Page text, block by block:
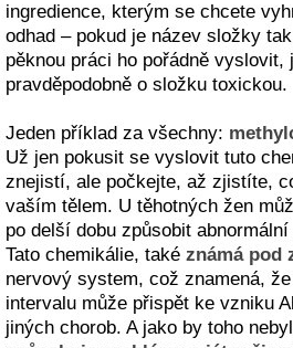
ingredience, kterým se chcete
odhad – pokud je název složky
pěknou práci ho pořádně vyslovit,
pravděpodobně o složku toxickou.
Jeden příklad za všechny:
Už jen pokusit se vyslovit tuto
znejistí, ale počkejte, až zjistíte,
vaším tělem. U těhotných žen
po delší dobu způsobit
Tato chemikálie, také známá pod
nervový system, což znamená,
intervalu může přispět ke vzniku
jiných chorob. A jako by toho